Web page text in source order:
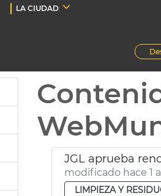
LA CIUDAD
JGL aprueba
modificado hace 1
LIMPIEZA Y